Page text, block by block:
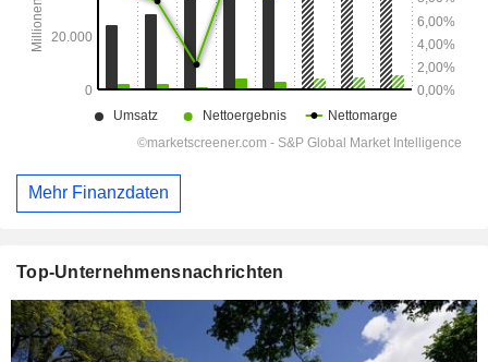
Mehr Finanzdaten
Top-Unternehmensnachrichten